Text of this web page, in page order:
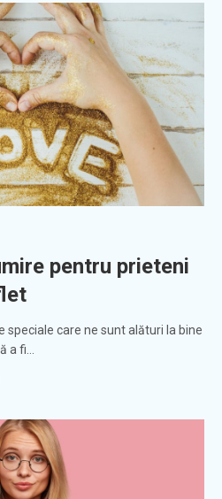
pentru prieteni
speciale care ne sunt alături la bine
a fi…